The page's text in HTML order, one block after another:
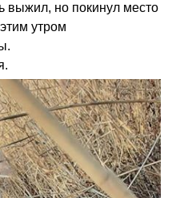
выжил, но покинул место
утром